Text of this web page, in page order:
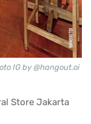
IG by @hangout.oi
Store Jakarta